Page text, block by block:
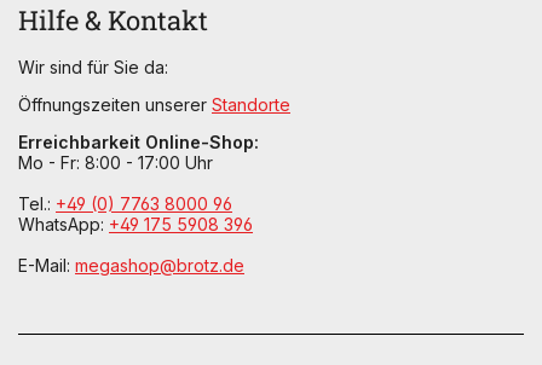
Hilfe & Kontakt
Wir sind für Sie da:
Öffnungszeiten unserer Standorte
Erreichbarkeit Online-Shop:
Mo - Fr: 8:00 - 17:00 Uhr
Tel.: +49 (0) 7763 8000 96
WhatsApp: +49 175 5908 396
E-Mail: megashop@brotz.de